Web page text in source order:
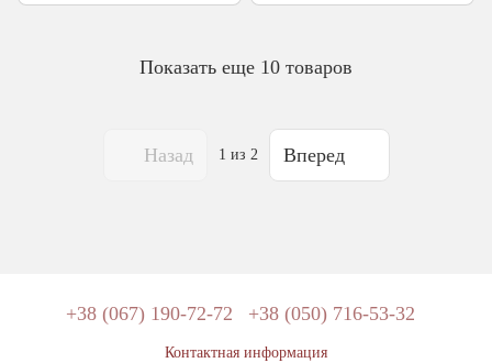
Показать еще 10 товаров
Назад 1 из 2 Вперед
+38 (067) 190-72-72 +38 (050) 716-53-32
Контактная информация